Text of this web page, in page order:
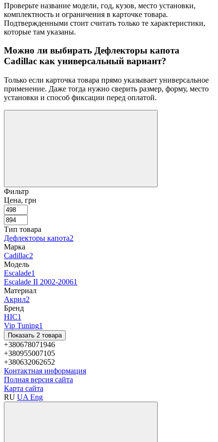
Проверьте название модели, год, кузов, место установки,
комплектность и ограничения в карточке товара.
Подтвержденными стоит считать только те характеристики,
которые там указаны.
Можно ли выбирать Дефлекторы капота
Cadillac как универсальный вариант?
Только если карточка товара прямо указывает универсальное
применение. Даже тогда нужно сверить размер, форму, место
установки и способ фиксации перед оплатой.
Фильтр
Цена, грн
Тип товара
Дефлекторы капота2
Марка
Cadillac2
Модель
Escalade1
Escalade II 2002-20061
Материал
Акрил2
Бренд
HIC1
Vip Tuning1
Показать 2 товара
+380678071946
+380955007105
+380632062652
Контактная информация
Полная версия сайта
Карта сайта
RU UA Eng